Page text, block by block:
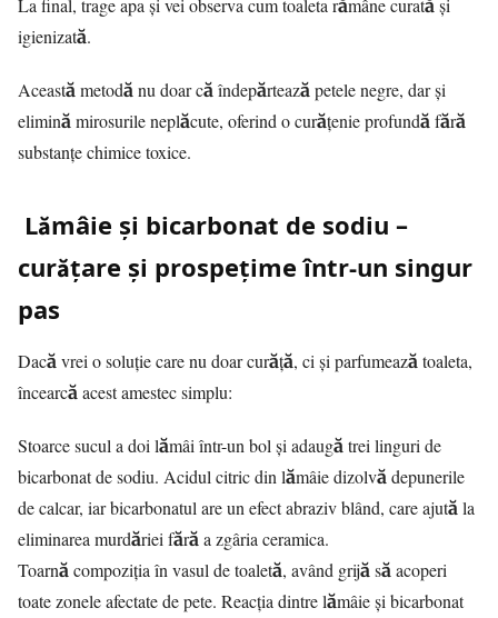
La final, trage apa și vei observa cum toaleta rămâne curată și
igienizată.
Această metodă nu doar că îndepărtează petele negre, dar și
elimină mirosurile neplăcute, oferind o curățenie profundă fără
substanțe chimice toxice.
Lămâie și bicarbonat de sodiu –
curățare și prospețime într-un singur
pas
Dacă vrei o soluție care nu doar curăță, ci și parfumează toaleta,
încearcă acest amestec simplu:
Stoarce sucul a doi lămâi într-un bol și adaugă trei linguri de
bicarbonat de sodiu. Acidul citric din lămâie dizolvă depunerile
de calcar, iar bicarbonatul are un efect abraziv blând, care ajută la
eliminarea murdăriei fără a zgâria ceramica.
Toarnă compoziția în vasul de toaletă, având grijă să acoperi
toate zonele afectate de pete. Reacția dintre lămâie și bicarbonat